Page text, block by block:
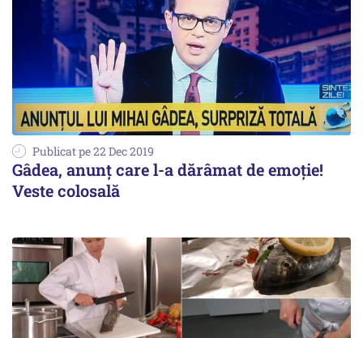
Publicat pe 22 Dec 2019
Gâdea, anunț care l-a dărâmat de emoție!
Veste colosală